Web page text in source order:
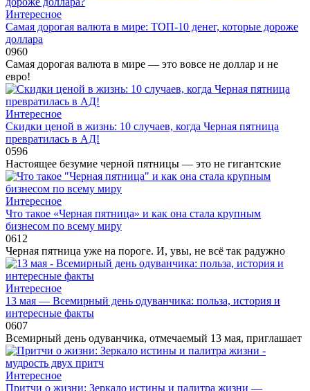
Интересное
Самая дорогая валюта в мире: ТОП-10 денег, которые дороже
доллара
0960
Самая дорогая валюта в мире — это вовсе не доллар и не
евро!
Интересное
Скидки ценой в жизнь: 10 случаев, когда Черная пятница
превратилась в АД!
0596
Настоящее безумие черной пятницы — это не гигантские
Интересное
Что такое «Черная пятница» и как она стала крупным
бизнесом по всему миру
0612
Черная пятница уже на пороге. И, увы, не всё так радужно
Интересное
13 мая — Всемирный день одуванчика: польза, история и
интересные факты
0607
Всемирный день одуванчика, отмечаемый 13 мая, приглашает
Интересное
Притчи о жизни: Зеркало истины и палитра жизни —